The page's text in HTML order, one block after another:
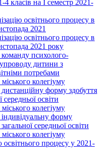
4 класів на І семестр 2021-
освітнього процесу в
2021
освітнього процесу в
2021 року
психолого-
дитини з
потребами
колегіуму
форму здобуття
середньої освіти
колегіуму
форму
середньої освіти
колегіуму
освітнього процесу у 2021-